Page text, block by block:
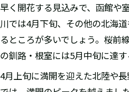
早く開花する見込みで、函館や
川では4月下旬、その他の北海
るところが多いでしょう。桜前
の釧路・根室には5月中旬に達す
4月上旬に満開を迎えた北陸や